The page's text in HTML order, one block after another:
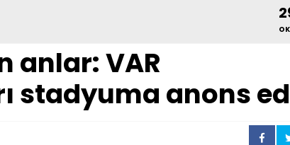
anlar: VAR
stadyuma anons